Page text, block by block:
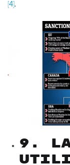
[4] .
9.